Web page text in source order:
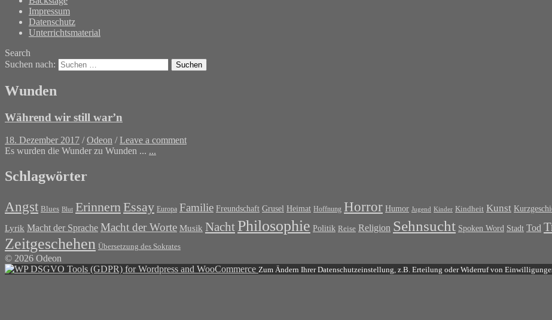
Impressum
Datenschutz
Unterrichtsmaterial
Search
Suchen nach:
Wunden
Während wir still war’n
18. Dezember 2017 /Odeon /Leave a comment
Es wurden die Wunder zu Wunden ... ...
Schlagwörter
Angst Blues Blut Erinnern Essay Europa Familie Freundschaft Grusel Heimat Hoffnung Horror Humor Jugend Kinder Kindheit Kunst
Lyrik Macht der Sprache Macht der Worte Musik Nacht Philosophie Politik Reise Religion Sehnsucht Spoken Word Stadt Tod
Zeitgeschehen Übersetzung des Sokrates
© 2026 Odeon
Zum Ändern Ihrer Datenschutzeinstellung, z.B. Erteilung oder Widerruf von